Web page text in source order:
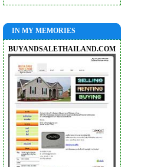
IN MY MEMORIES
BUYANDSALETHAILAND.COM